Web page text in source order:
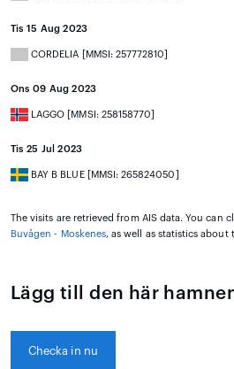
Tis 15 Aug 2023
CORDELIA [MMSI: 257772810]
Ons 09 Aug 2023
LAGGO [MMSI: 258158770]
Tis 25 Jul 2023
BAY B BLUE [MMSI: 265824050]
The visits are retrieved from AIS data. You can
Buvågen - Moskenes, as well as statistics about
Lägg till den här
Checka in nu